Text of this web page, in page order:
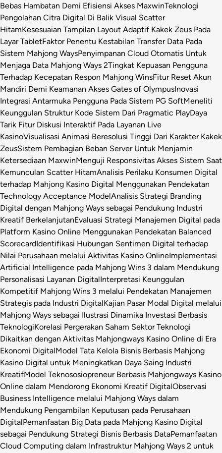
Bebas Hambatan Demi Efisiensi Akses MaxwinTeknologi
Pengolahan Citra Digital Di Balik Visual Scatter
HitamKesesuaian Tampilan Layout Adaptif Kakek Zeus Pada
Layar TabletFaktor Penentu Kestabilan Transfer Data Pada
Sistem Mahjong WaysPenyimpanan Cloud Otomatis Untuk
Menjaga Data Mahjong Ways 2Tingkat Kepuasan Pengguna
Terhadap Kecepatan Respon Mahjong WinsFitur Reset Akun
Mandiri Demi Keamanan Akses Gates of OlympusInovasi
Integrasi Antarmuka Pengguna Pada Sistem PG SoftMeneliti
Keunggulan Struktur Kode Sistem Dari Pragmatic PlayDaya
Tarik Fitur Diskusi Interaktif Pada Layanan Live
KasinoVisualisasi Animasi Beresolusi Tinggi Dari Karakter Kakek
ZeusSistem Pembagian Beban Server Untuk Menjamin
Ketersediaan MaxwinMenguji Responsivitas Akses Sistem Saat
Kemunculan Scatter HitamAnalisis Perilaku Konsumen Digital
terhadap Mahjong Kasino Digital Menggunakan Pendekatan
Technology Acceptance ModelAnalisis Strategi Branding
Digital dengan Mahjong Ways sebagai Pendukung Industri
Kreatif BerkelanjutanEvaluasi Strategi Manajemen Digital pada
Platform Kasino Online Menggunakan Pendekatan Balanced
ScorecardIdentifikasi Hubungan Sentimen Digital terhadap
Nilai Perusahaan melalui Aktivitas Kasino OnlineImplementasi
Artificial Intelligence pada Mahjong Wins 3 dalam Mendukung
Personalisasi Layanan DigitalInterpretasi Keunggulan
Kompetitif Mahjong Wins 3 melalui Pendekatan Manajemen
Strategis pada Industri DigitalKajian Pasar Modal Digital melalui
Mahjong Ways sebagai Ilustrasi Dinamika Investasi Berbasis
TeknologiKorelasi Pergerakan Saham Sektor Teknologi
Dikaitkan dengan Aktivitas Mahjongways Kasino Online di Era
Ekonomi DigitalModel Tata Kelola Bisnis Berbasis Mahjong
Kasino Digital untuk Meningkatkan Daya Saing Industri
KreatifModel Teknososiopreneur Berbasis Mahjongways Kasino
Online dalam Mendorong Ekonomi Kreatif DigitalObservasi
Business Intelligence melalui Mahjong Ways dalam
Mendukung Pengambilan Keputusan pada Perusahaan
DigitalPemanfaatan Big Data pada Mahjong Kasino Digital
sebagai Pendukung Strategi Bisnis Berbasis DataPemanfaatan
Cloud Computing dalam Infrastruktur Mahjong Ways 2 untuk